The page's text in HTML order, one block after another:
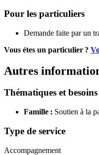
Pour les particuliers
Demande faite par un
Vous étes un particulier ?
Autres
Thématiques et besoins
Famille : Soutien à la
Type de service
Accompagnement